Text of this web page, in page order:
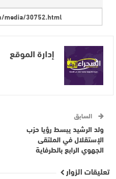
إدارة الموقع
السابق
ولد الرشيد يبسط رؤيا حزب
الإستقلال في الملتقى
الجهوي الرابع بالطرفاية
تعليقات الزوار